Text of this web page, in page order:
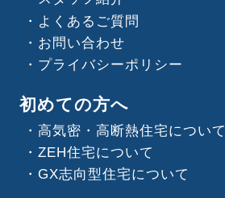
よくあるご質問
お問い合わせ
プライバシーポリシー
初めての方へ
高気密・高断熱住宅について
ZEH住宅について
GX志向型住宅について